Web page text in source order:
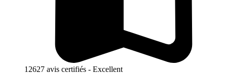
12627 avis certifiés - Excellent